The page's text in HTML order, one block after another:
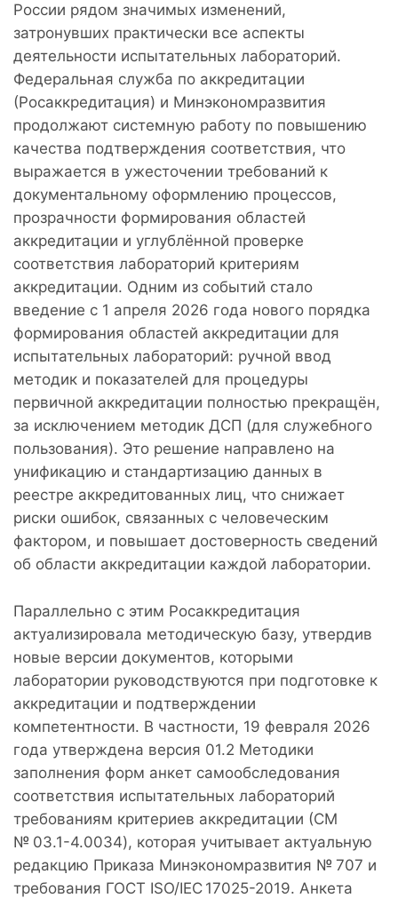
России рядом значимых изменений,
затронувших практически все аспекты
деятельности испытательных лабораторий.
Федеральная служба по аккредитации
(Росаккредитация) и Минэкономразвития
продолжают системную работу по повышению
качества подтверждения соответствия, что
выражается в ужесточении требований к
документальному оформлению процессов,
прозрачности формирования областей
аккредитации и углублённой проверке
соответствия лабораторий критериям
аккредитации. Одним из событий стало
введение с 1 апреля 2026 года нового порядка
формирования областей аккредитации для
испытательных лабораторий: ручной ввод
методик и показателей для процедуры
первичной аккредитации полностью прекращён,
за исключением методик ДСП (для служебного
пользования). Это решение направлено на
унификацию и стандартизацию данных в
реестре аккредитованных лиц, что снижает
риски ошибок, связанных с человеческим
фактором, и повышает достоверность сведений
об области аккредитации каждой лаборатории.
Параллельно с этим Росаккредитация
актуализировала методическую базу, утвердив
новые версии документов, которыми
лаборатории руководствуются при подготовке к
аккредитации и подтверждении
компетентности. В частности, 19 февраля 2026
года утверждена версия 01.2 Методики
заполнения форм анкет самообследования
соответствия испытательных лабораторий
требованиям критериев аккредитации (СМ
№ 03.1-4.0034), которая учитывает актуальную
редакцию Приказа Минэкономразвития № 707 и
требования ГОСТ ISO/IEC 17025-2019. Анкета